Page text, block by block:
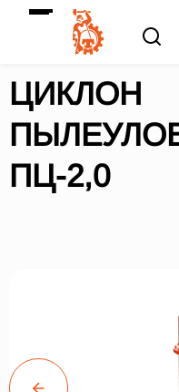
ЦИКЛОН
ПЦ-2,0